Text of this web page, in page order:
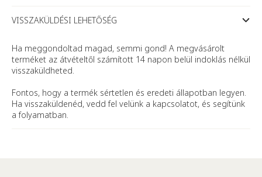
VISSZAKÜLDÉSI LEHETŐSÉG
Ha meggondoltad magad, semmi gond! A megvásárolt
terméket az átvételtől számított 14 napon belül indoklás nélkül
visszaküldheted.
Fontos, hogy a termék sértetlen és eredeti állapotban legyen.
Ha visszaküldenéd, vedd fel velünk a kapcsolatot, és segítünk
a folyamatban.